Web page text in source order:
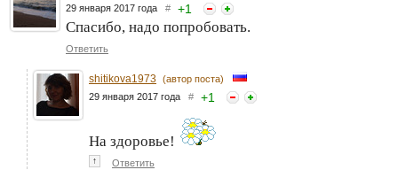
29 января 2017 года # +1
Спасибо, надо попробовать.
Ответить
shitikova1973 (автор поста)
29 января 2017 года # +1
На здоровье!
↑ Ответить